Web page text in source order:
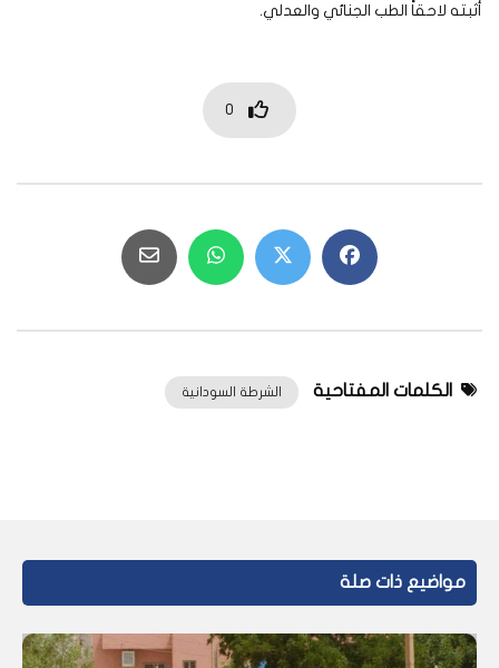
أثبته لاحقاً الطب الجنائي والعدلي.
0
الكلمات المفتاحية الشرطة السودانية
مواضيع ذات صلة